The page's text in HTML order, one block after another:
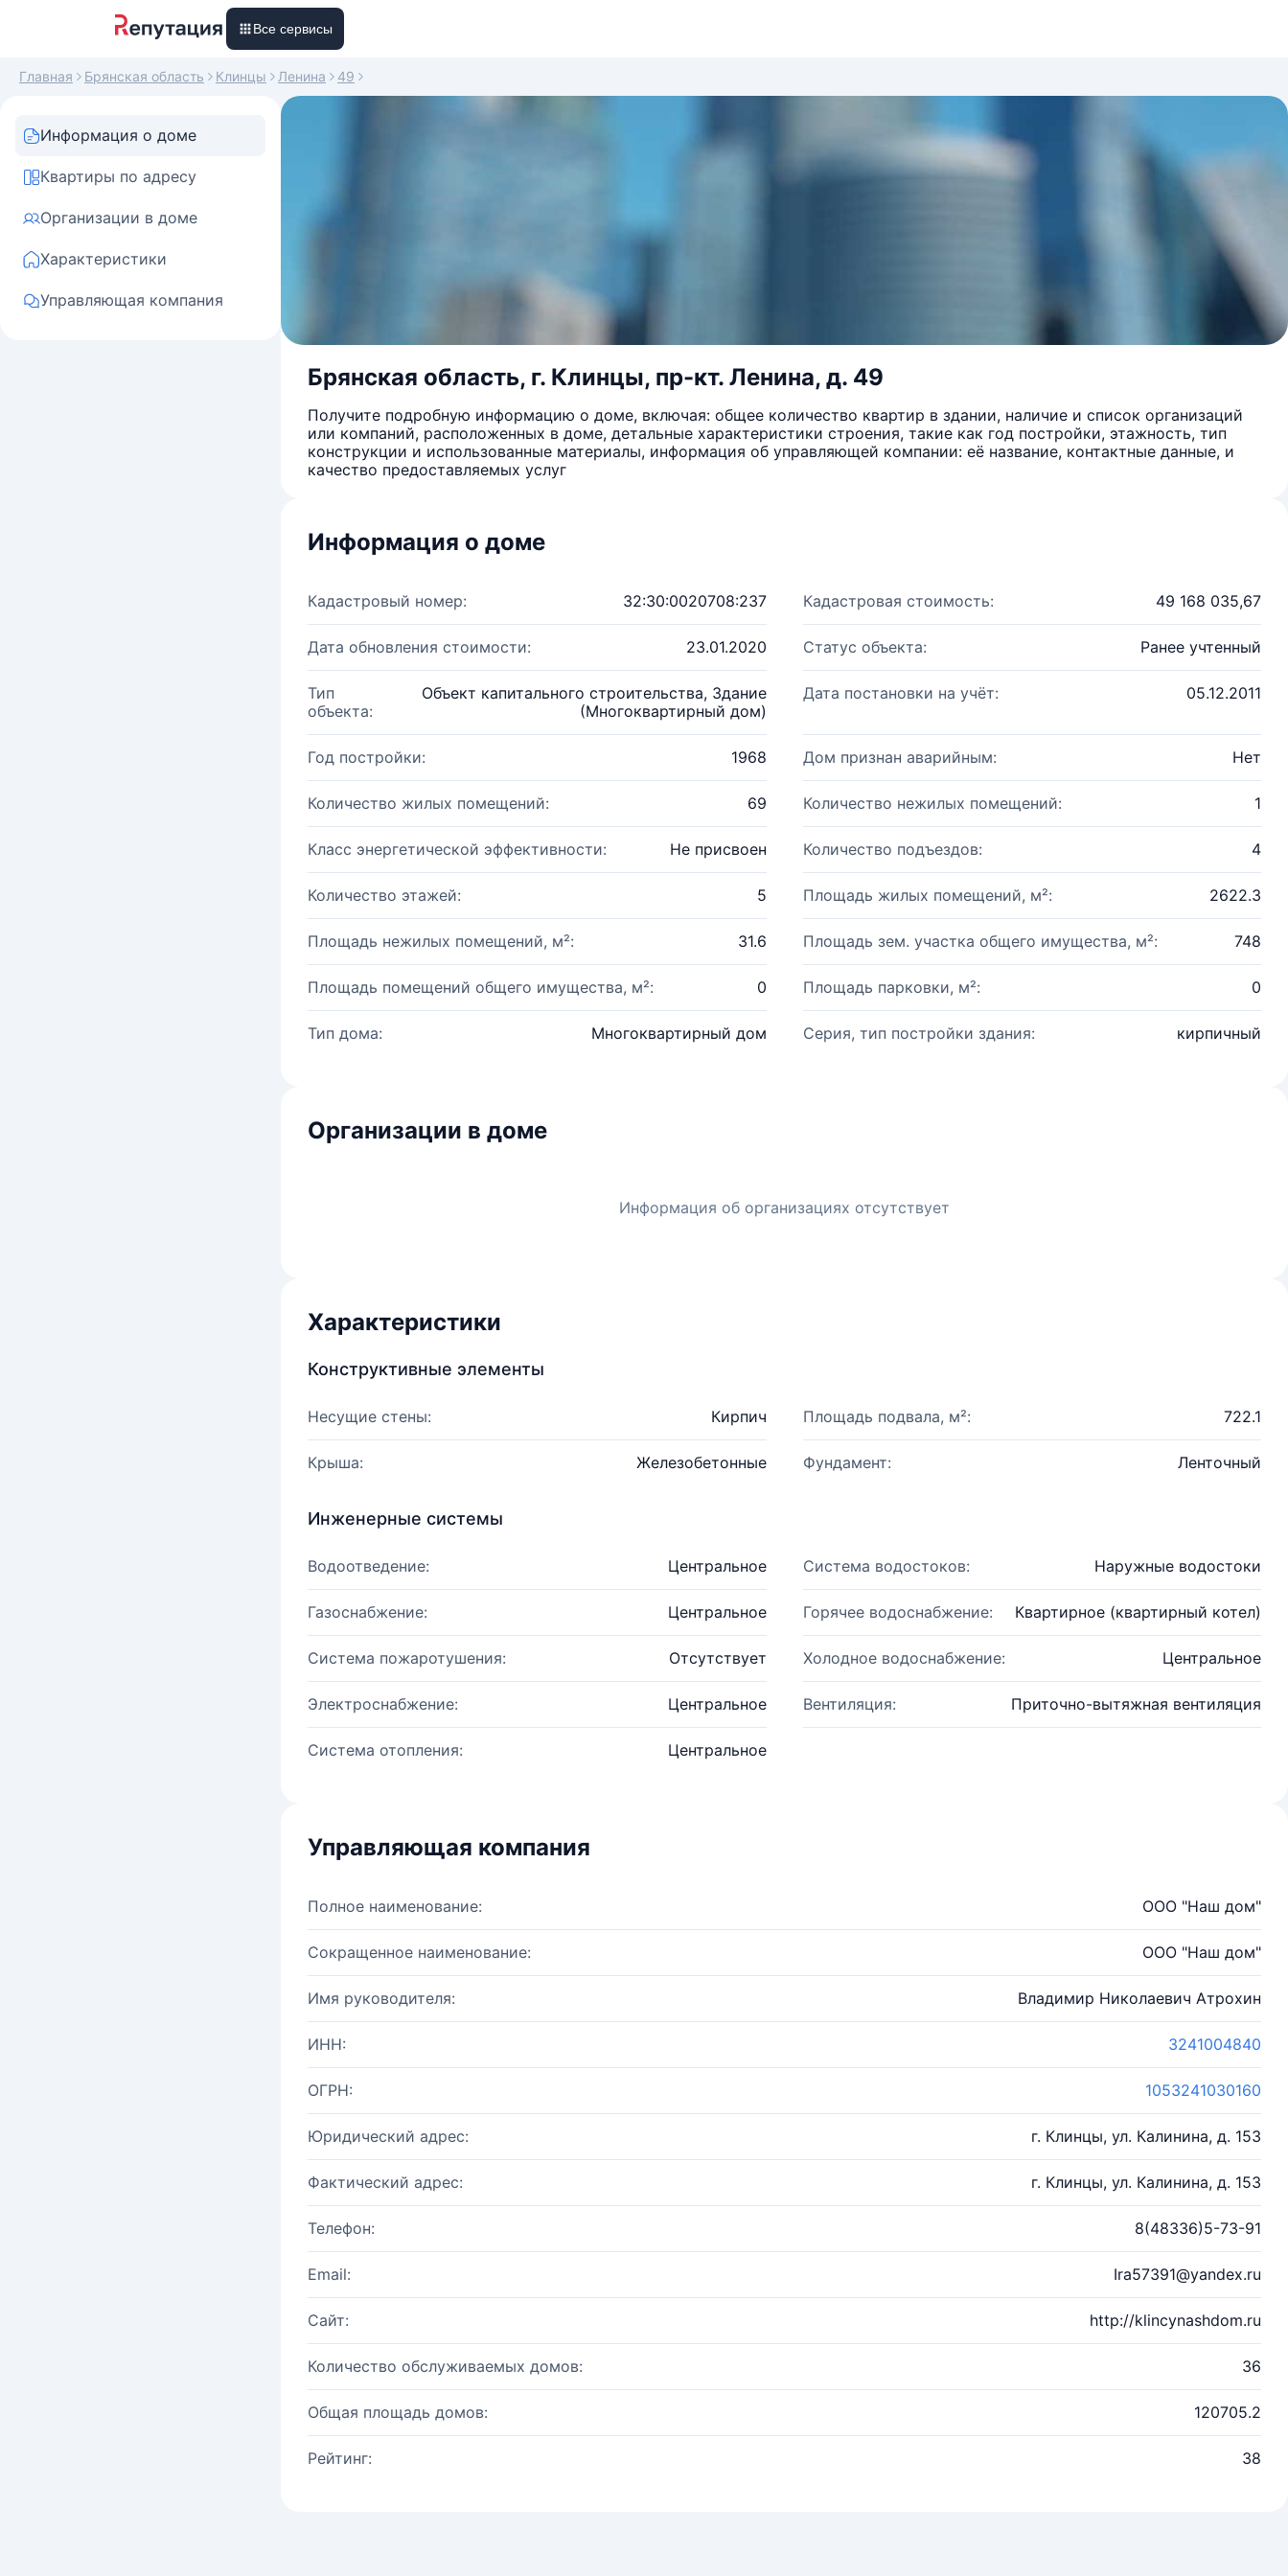
Все сервисы
Главная Брянская область Клинцы Ленина 49
Информация о доме
Квартиры по адресу
Организации в доме
Характеристики
Управляющая компания
Брянская область, г. Клинцы, пр-кт. Ленина, д. 49
Получите подробную информацию о доме, включая: общее количество квартир в здании, наличие и список организаций
или компаний, расположенных в доме, детальные характеристики строения, такие как год постройки, этажность, тип
конструкции и использованные материалы, информация об управляющей компании: её название, контактные данные, и
качество предоставляемых услуг
Информация о доме
Кадастровый номер: 32:30:0020708:237 Кадастровая стоимость: 49 168 035,67
Дата обновления стоимости: 23.01.2020 Статус объекта: Ранее учтенный
Тип
объекта:
Объект капитального строительства, Здание
(Многоквартирный дом)
Дата постановки на учёт: 05.12.2011
Год постройки: 1968 Дом признан аварийным: Нет
Количество жилых помещений: 69 Количество нежилых помещений: 1
Класс энергетической эффективности: Не присвоен Количество подъездов: 4
Количество этажей: 5 Площадь жилых помещений, м²: 2622.3
Площадь нежилых помещений, м²: 31.6 Площадь зем. участка общего имущества, м²: 748
Площадь помещений общего имущества, м²: 0 Площадь парковки, м²: 0
Тип дома: Многоквартирный дом Серия, тип постройки здания: кирпичный
Организации в доме
Информация об организациях отсутствует
Характеристики
Конструктивные элементы
Несущие стены: Кирпич Площадь подвала, м²: 722.1
Крыша: Железобетонные Фундамент: Ленточный
Инженерные системы
Водоотведение: Центральное Система водостоков: Наружные водостоки
Газоснабжение: Центральное Горячее водоснабжение: Квартирное (квартирный котел)
Система пожаротушения: Отсутствует Холодное водоснабжение: Центральное
Электроснабжение: Центральное Вентиляция: Приточно-вытяжная вентиляция
Система отопления: Центральное
Управляющая компания
Полное наименование: ООО "Наш дом"
Сокращенное наименование: ООО "Наш дом"
Имя руководителя: Владимир Николаевич Атрохин
ИНН: 3241004840
ОГРН: 1053241030160
Юридический адрес: г. Клинцы, ул. Калинина, д. 153
Фактический адрес: г. Клинцы, ул. Калинина, д. 153
Телефон: 8(48336)5-73-91
Email: Ira57391@yandex.ru
Сайт: http://klincynashdom.ru
Количество обслуживаемых домов: 36
Общая площадь домов: 120705.2
Рейтинг: 38